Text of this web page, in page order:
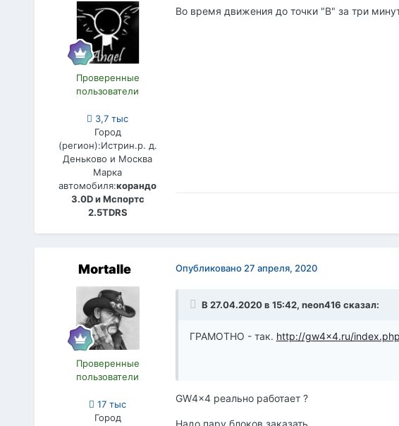
Проверенные
пользователи
3,7 тыс
Город
(регион):Истрин.р. д.
Деньково и Москва
Марка
автомобиля:корандо
3.0D и Мспортс
2.5TDRS
Во время движения до точки "В" за три
Mortalle
Проверенные
пользователи
17 тыс
Город
Опубликовано 27 апреля, 2020
В 27.04.2020 в 15:42, neon416 сказал:
ГРАМОТНО - так. http://gw4x4.ru/
GW4x4 реально работает ?